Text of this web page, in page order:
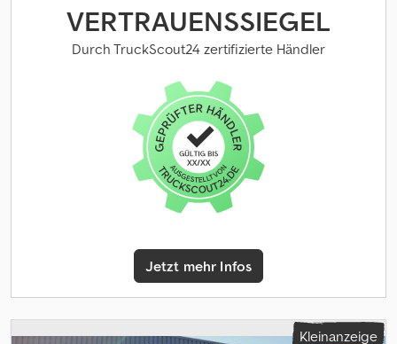
Generatorleistung: 40 kVA Abmessungen des Laderaums: 245 x
110 x 148 cm Wenden Sie sich an PFEIFER GROUP, um weitere
Informationen zu erhalten. Credpfxjza Rxis Akwof
VERTRAUENSSIEGEL
Durch TruckScout24 zertifizierte Händler
Jetzt mehr Infos
Kleinanzeige